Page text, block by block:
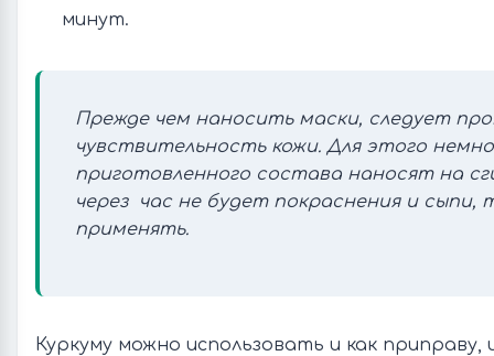
минут.
Прежде чем наносить маски, следует
чувствительность кожи. Для этого
приготовленного состава наносят на
через час не будет покраснения и сыпи,
применять.
Куркуму можно использовать и как приправу,